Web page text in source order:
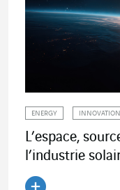
ENERGY INNOVATION
L’espace,
l’industrie